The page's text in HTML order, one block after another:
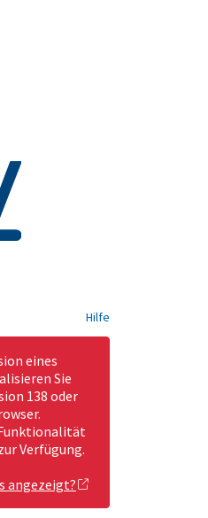
Hilfe
eines
Sie
138 oder
Verfügung.
angezeigt?